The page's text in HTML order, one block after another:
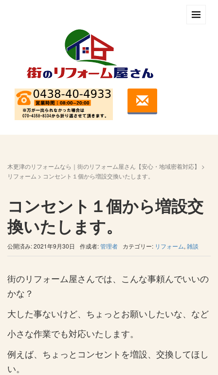
木更津のリフォームなら｜街のリフォーム屋さん【安心・地域密着対応】
>
リフォーム > コンセント１個から増設交換いたします。
コンセント１個から増設交
換いたします。
公開済み: 2021年9月30日 作成者:管理者 カテゴリー: リフォーム, 雑談
街のリフォーム屋さんでは、こんな事頼んでいいの
かな？
大した事ないけど、ちょっとお願いしたいな、など
小さな作業でも対応いたします。
例えば、ちょっとコンセントを増設、交換してほし
い。